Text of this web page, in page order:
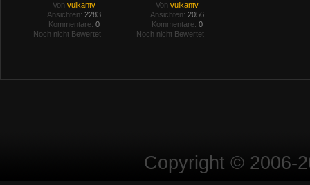
Von vulkantv
Ansichten: 2283
Kommentare: 0
Noch nicht Bewertet
Von vulkantv
Ansichten: 2056
Kommentare: 0
Noch nicht Bewertet
Copyright © 2006-